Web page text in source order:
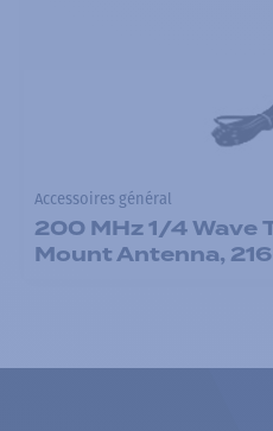
Accessoires général
200 MHz 1/4 Wave
Mount Antenna,